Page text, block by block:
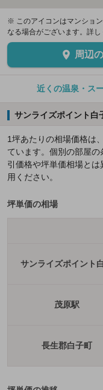
※ このアイコンはマンショ
なる場合がございます。詳
周辺
近くの温泉・ス
サンライズポイント白
1坪あたりの相場価格は
ています。個別の部屋
引価格や坪単価相場と
用ください。
坪単価の相場
サンライズポイント
茂原駅
長生郡白子町